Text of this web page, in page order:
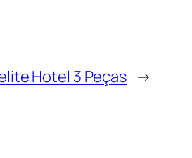
Hotel 3 Peças →